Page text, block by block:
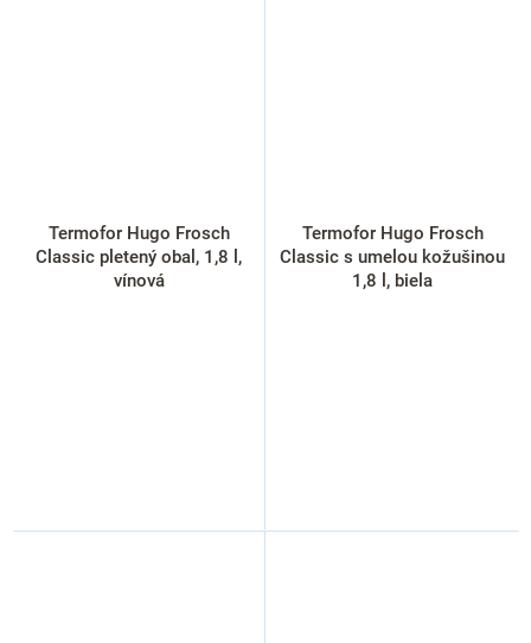
Termofor Hugo Frosch
Classic pletený obal, 1,8 l,
vínová
Termofor Hugo Frosch
Classic s umelou kožušinou
1,8 l, biela